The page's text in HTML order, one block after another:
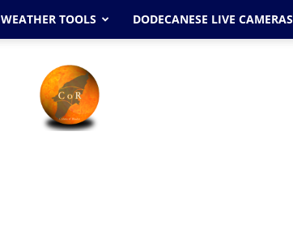
WEATHER TOOLS DODECANESE LIVE CAMERAS